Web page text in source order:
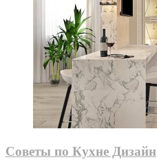
Советы по Кухне Дизайн